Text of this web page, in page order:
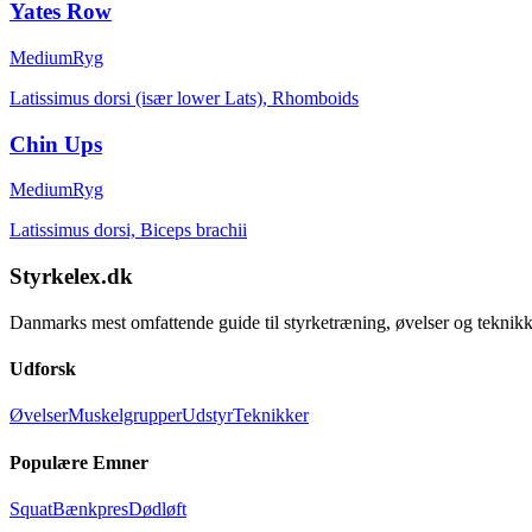
Yates Row
MediumRyg
Latissimus dorsi (især lower Lats), Rhomboids
Chin Ups
MediumRyg
Latissimus dorsi, Biceps brachii
Styrkelex.dk
Danmarks mest omfattende guide til styrketræning, øvelser og
Udforsk
ØvelserMuskelgrupperUdstyrTeknikker
Populære Emner
SquatBænkpresDødløft